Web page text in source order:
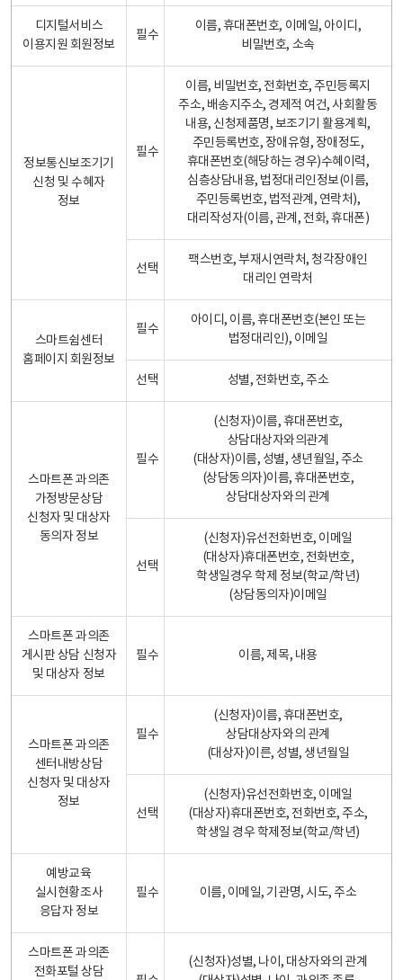
디지털서비스
이용지원 회원정보
필수
이름, 휴대폰번호, 이메일, 아이디,
비밀번호, 소속
정보통신보조기기
신청 및 수혜자
정보
필수
이름, 비밀번호, 전화번호, 주민등록지
주소, 배송지주소, 경제적 여건, 사회활동
내용, 신청제품명, 보조기기 활용계획,
주민등록번호, 장애유형, 장애정도,
휴대폰번호(해당하는 경우)수혜이력,
심층상담내용, 법정대리인정보(이름,
주민등록번호, 법적관계, 연락처),
대리작성자(이름, 관계, 전화, 휴대폰)
선택
팩스번호, 부재시연락처, 청각장애인
대리인 연락처
스마트쉼센터
홈페이지 회원정보
필수
아이디, 이름, 휴대폰번호(본인 또는
법정대리인), 이메일
선택 성별, 전화번호, 주소
스마트폰 과의존
가정방문상담
신청자 및 대상자
동의자 정보
필수
(신청자)이름, 휴대폰번호,
상담대상자와의관계
(대상자)이름, 성별, 생년월일, 주소
(상담동의자)이름, 휴대폰번호,
상담대상자와의 관계
선택
(신청자)유선전화번호, 이메일
(대상자)휴대폰번호, 전화번호,
학생일경우 학제 정보(학교/학년)
(상담동의자)이메일
스마트폰 과의존
게시판 상담 신청자
및 대상자 정보
필수 이름, 제목, 내용
스마트폰 과의존
센터내방상담
신청자 및 대상자
정보
필수
(신청자)이름, 휴대폰번호,
상담대상자와의 관계
(대상자)이른, 성별, 생년월일
선택
(신청자)유선전화번호, 이메일
(대상자)휴대폰번호, 전화번호, 주소,
학생일 경우 학제정보(학교/학년)
예방교육
실시현황조사
응답자 정보
필수 이름, 이메일, 기관명, 시도, 주소
스마트폰 과의존
전화포털 상담
(신청자)성별, 나이, 대상자와의 관계